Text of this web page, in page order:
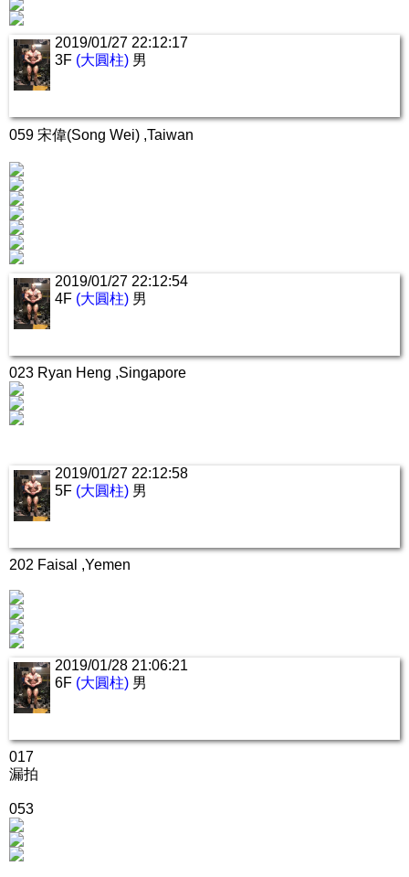
2019/01/27 22:12:17
3F (大圓柱) 男
059 宋偉(Song Wei) ,Taiwan
2019/01/27 22:12:54
4F (大圓柱) 男
023 Ryan Heng ,Singapore
2019/01/27 22:12:58
5F (大圓柱) 男
202 Faisal ,Yemen
2019/01/28 21:06:21
6F (大圓柱) 男
017
漏拍
053